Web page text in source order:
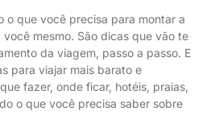
o que você precisa para montar a
mesmo. São dicas que vão te
da viagem, passo a passo. E
para viajar mais barato e
fazer, onde ficar, hotéis, praias,
o que você precisa saber sobre